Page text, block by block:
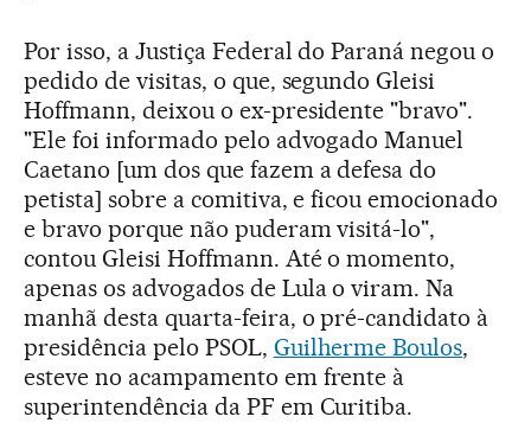
Por isso, a Justiça Federal do Paraná negou o
pedido de visitas, o que, segundo Gleisi
Hoffmann, deixou o ex-presidente "bravo".
"Ele foi informado pelo advogado Manuel
Caetano [um dos que fazem a defesa do
petista] sobre a comitiva, e ficou emocionado
e bravo porque não puderam visitá-lo",
contou Gleisi Hoffmann. Até o momento,
apenas os advogados de Lula o viram. Na
manhã desta quarta-feira, o pré-candidato à
presidência pelo PSOL, Guilherme Boulos,
esteve no acampamento em frente à
superintendência da PF em Curitiba.